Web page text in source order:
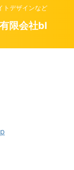
トデザインなど
限会社bl